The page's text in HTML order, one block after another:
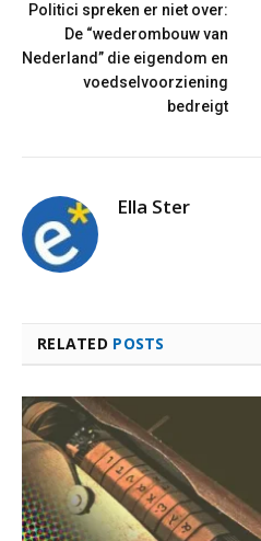
Politici spreken er niet over:
De “wederombouw van
Nederland” die eigendom en
voedselvoorziening
bedreigt
Ella Ster
RELATED POSTS